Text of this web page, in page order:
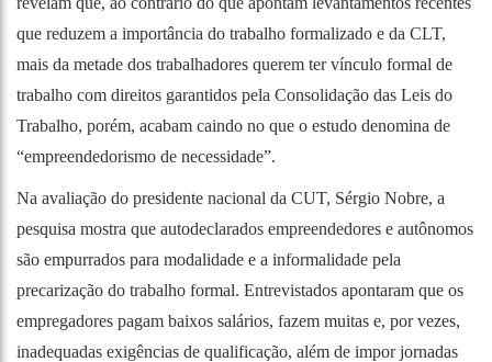
que reduzem a importância do trabalho formalizado e da CLT,
mais da metade dos trabalhadores querem ter vínculo formal de
trabalho com direitos garantidos pela Consolidação das Leis do
Trabalho, porém, acabam caindo no que o estudo denomina de
“empreendedorismo de necessidade”.
Na avaliação do presidente nacional da CUT, Sérgio Nobre, a
pesquisa mostra que autodeclarados empreendedores e autônomos
são empurrados para modalidade e a informalidade pela
precarização do trabalho formal. Entrevistados apontaram que os
empregadores pagam baixos salários, fazem muitas e, por vezes,
inadequadas exigências de qualificação, além de impor jornadas